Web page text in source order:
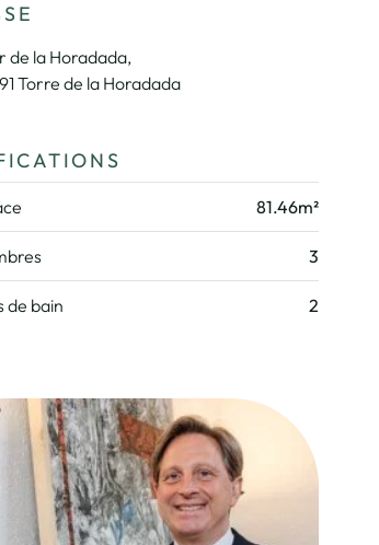
de la Horadada,
Torre de la Horadada
81.46m²
3
de bain 2